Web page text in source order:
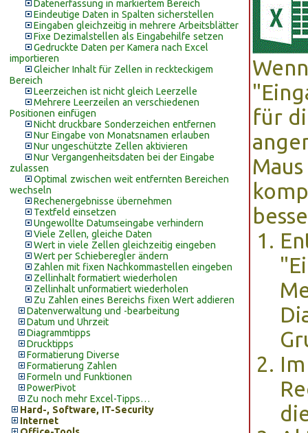
Datenerfassung in markiertem Bereich
Eindeutige Daten in Spalten sicherstellen
Eingaben gleichzeitig in mehrere Arbeitsblätter
Fixe Dezimalstellen als Eingabehilfe setzen
Gedruckte Daten per Kamera nach Excel
importieren
Gleicher Inhalt für Zellen in reckteckigem
Bereich
Leerzeichen ist nicht gleich Leerzelle
Mehrere Leerzeilen an verschiedenen
Positionen einfügen
Nicht druckbare Sonderzeichen entfernen
Nur Eingabe von Monatsnamen erlauben
Nur ungeschützte Zellen aktivieren
Nur Vergangenheitsdaten bei der Eingabe
zulassen
Optimal zwischen weit entfernten Bereichen
wechseln
Rechenergebnisse übernehmen
Textfeld einsetzen
Ungewollte Datumseingabe verhindern
Viele Zellen, gleiche Daten
Wert in viele Zellen gleichzeitig eingeben
Wert per Schieberegler ändern
Zahlen mit fixen Nachkommastellen eingeben
Zellinhalt formatiert wiederholen
Zellinhalt unformatiert wiederholen
Zu Zahlen eines Bereichs fixen Wert addieren
Datenverwaltung und -bearbeitung
Datum und Uhrzeit
Diagrammtipps
Drucktipps
Formatierung Diverse
Formatierung Zahlen
Formeln und Funktionen
PowerPivot
Zu noch mehr Excel-Tipps…
Hard-, Software, IT-Security
Internet
für